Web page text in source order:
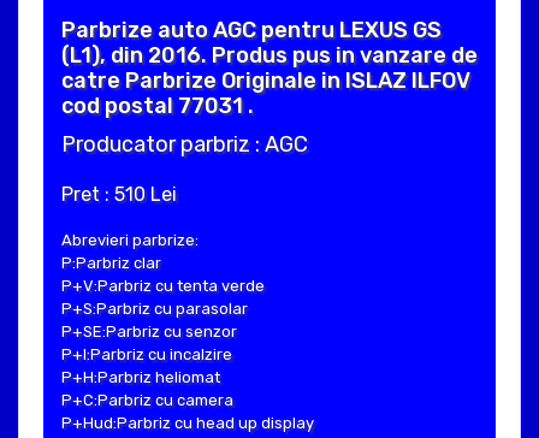
Parbrize auto AGC pentru LEXUS GS
(L1), din 2016. Produs pus in vanzare de
catre Parbrize Originale in ISLAZ ILFOV
cod postal 77031 .
Producator parbriz : AGC
Pret : 510 Lei
Abrevieri parbrize:
P:Parbriz clar
P+V:Parbriz cu tenta verde
P+S:Parbriz cu parasolar
P+SE:Parbriz cu senzor
P+I:Parbriz cu incalzire
P+H:Parbriz heliomat
P+C:Parbriz cu camera
P+Hud:Parbriz cu head up display